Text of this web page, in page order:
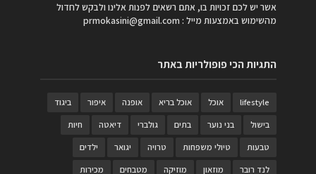
אשר יש לכם זכויות בו, אתם רשאים לפנות אלינו ולבקש לחדול
מהשימוש באמצעות מייל : prmokasini@gmail.com
התגיות הכי פופולריות באתר
lifestyle אוכל אוכל בריא אופנה איפור
ביגוד
בישול
בני נוער בתים גולברי דיאטה
חיות
טבעות
טיולי משפחות טרויה יגואר
ילדים
לנד רובר
מוזאון מוזיקה מטבחים מכירות